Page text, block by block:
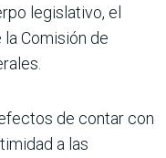
legislativo, el
Comisión de
de contar con
a las